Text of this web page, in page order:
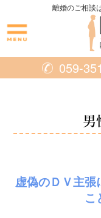
離婚のご相談
059-
男
虚偽のＤＶ主
こ
Hill